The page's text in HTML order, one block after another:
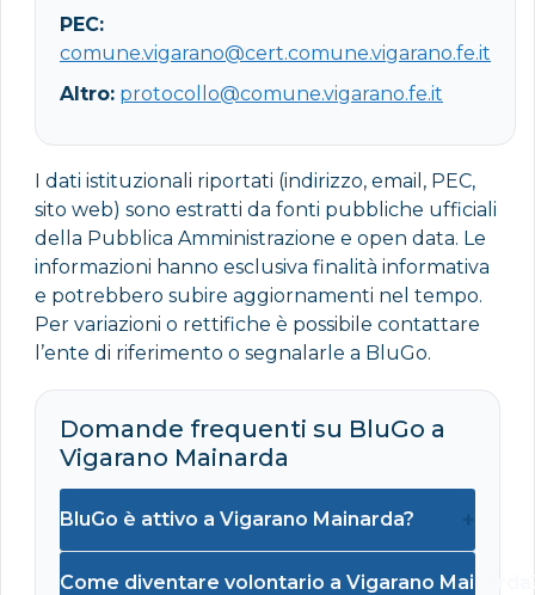
PEC:
comune.vigarano@cert.comune.vigarano.fe.it
Altro: protocollo@comune.vigarano.fe.it
I dati istituzionali riportati (indirizzo, email, PEC,
sito web) sono estratti da fonti pubbliche ufficiali
della Pubblica Amministrazione e open data. Le
informazioni hanno esclusiva finalità informativa
e potrebbero subire aggiornamenti nel tempo.
Per variazioni o rettifiche è possibile contattare
l’ente di riferimento o segnalarle a BluGo.
Domande frequenti su BluGo a
Vigarano Mainarda
BluGo è attivo a Vigarano Mainarda? +
Come diventare volontario a Vigarano